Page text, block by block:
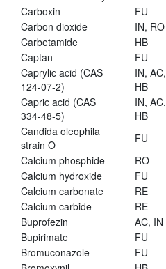
Carboxin
FU
Carbon dioxide
IN, RO
Carbetamide
HB
Captan
FU
Caprylic acid (CAS
124-07-2)
IN, AC,
HB
Capric acid (CAS
334-48-5)
IN, AC,
HB
Candida oleophila
strain O
FU
Calcium phosphide
RO
Calcium hydroxide
FU
Calcium carbonate
RE
Calcium carbide
RE
Buprofezin
AC, IN
Bupirimate
FU
Bromuconazole
FU